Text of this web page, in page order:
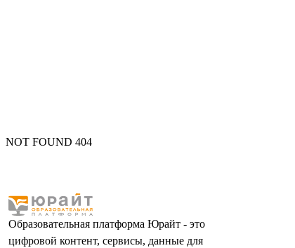
NOT FOUND 404
Образовательная платформа Юрайт - это
цифровой контент, сервисы, данные для